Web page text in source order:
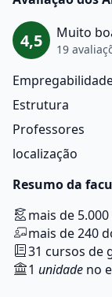
4,5 Muito
19
Estrutura
Professores
localização
Resumo da
mais de
mais de 240
31 cursos de
1 unidade no